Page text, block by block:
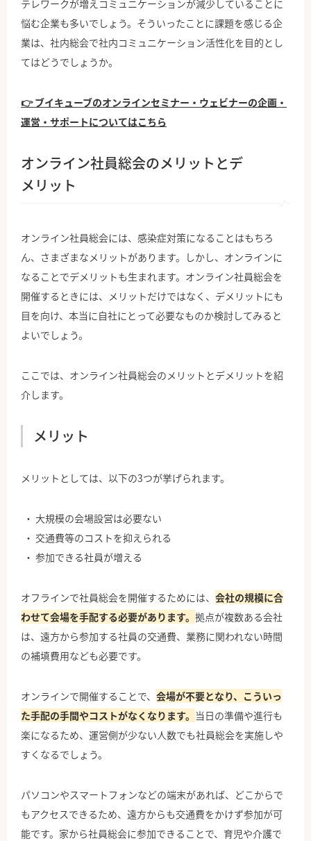
テレワークが増えコミュニケーションが減少していることに
悩む企業も多いでしょう。そういったことに課題を感じる企
業は、社内総会で社内コミュニケーション活性化を目的とし
てはどうでしょうか。
👉 ブイキューブのオンラインセミナー・ウェビナーの企画・
運営・サポートについてはこちら
オンライン社員総会のメリットとデ
メリット
オンライン社員総会には、感染症対策になることはもちろ
ん、さまざまなメリットがあります。しかし、オンラインに
なることでデメリットも生まれます。オンライン社員総会を
開催するときには、メリットだけではなく、デメリットにも
目を向け、本当に自社にとって必要なものか検討してみると
よいでしょう。
ここでは、オンライン社員総会のメリットとデメリットを紹
介します。
メリット
メリットとしては、以下の3つが挙げられます。
大規模の会場設営は必要ない
交通費等のコストを抑えられる
参加できる社員が増える
オフラインで社員総会を開催するためには、 会社の規模に合
わせて会場を手配する必要があります。 拠点が複数ある会社
は、遠方から参加する社員の交通費、業務に関われない時間
の補填費用なども必要です。
オンラインで開催することで、 会場が不要となり、こういっ
た手配の手間やコストがなくなります。 当日の準備や進行も
楽になるため、運営側が少ない人数でも社員総会を実施しや
すくなるでしょう。
パソコンやスマートフォンなどの端末があれば、どこからで
もアクセスできるため、遠方からも交通費をかけず参加が可
能です。家から社員総会に参加できることで、育児や介護で